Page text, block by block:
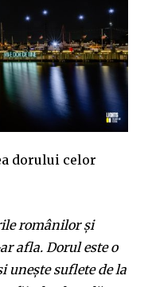
dorului celor
românilor și
afla. Dorul este o
unește suflete de la